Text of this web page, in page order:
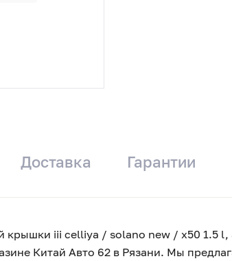
Доставка Гарантии
крышки iii celliya / solano new / x50 1.5 l,
Китай Авто 62 в Рязани. Мы